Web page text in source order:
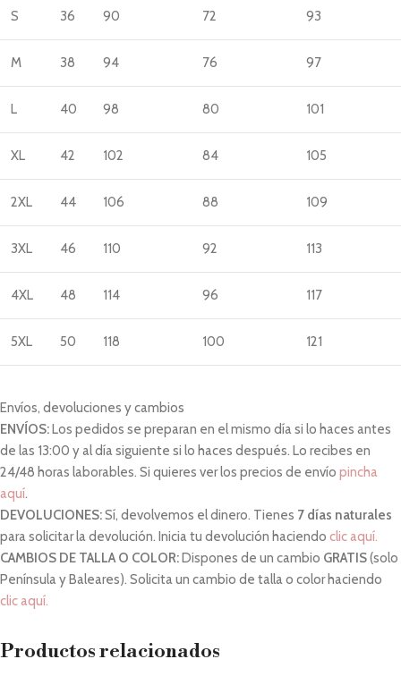
S 36 90 72 93
M 38 94 76 97
L 40 98 80 101
XL 42 102 84 105
2XL 44 106 88 109
3XL 46 110 92 113
4XL 48 114 96 117
5XL 50 118 100 121
Envíos, devoluciones y cambios
ENVÍOS:Los pedidos se preparan en el mismo día si lo haces antes
de las 13:00 y al día siguiente si lo haces después. Lo recibes en
24/48 horas laborables. Si quieres ver los precios de envío pincha
aquí.
DEVOLUCIONES:Sí, devolvemos el dinero. Tienes 7 días naturales
para solicitar la devolución. Inicia tu devolución haciendo clic aquí.
CAMBIOS DE TALLA O COLOR:Dispones de un cambio GRATIS(solo
Península y Baleares). Solicita un cambio de talla o color haciendo
clic aquí.
Productos relacionados